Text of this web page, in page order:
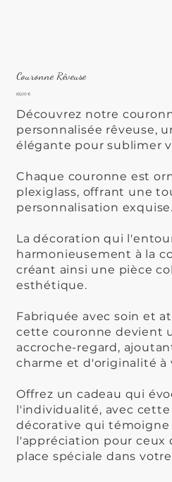
Couronne Rêveuse
Prix
63,00 €
Découvrez notre
personnalisée rêveuse,
élégante pour sublimer
Chaque couronne est
plexiglass, offrant une
personnalisation exquise.
La décoration qui
harmonieusement à la
créant ainsi une pièce
esthétique.
Fabriquée avec soin et
cette couronne devient
accroche-regard,
charme et d'originalité à
Offrez un cadeau qui
l'individualité, avec
décorative qui témoigne
l'appréciation pour ceux
place spéciale dans